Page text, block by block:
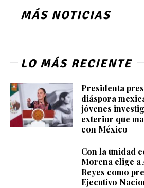
MÁS NOTICIAS
LO MÁS RECIENTE
Presidenta
diáspora
jóvenes
exterior que
con México
Con la unidad
Morena elige
Reyes como
Ejecutivo